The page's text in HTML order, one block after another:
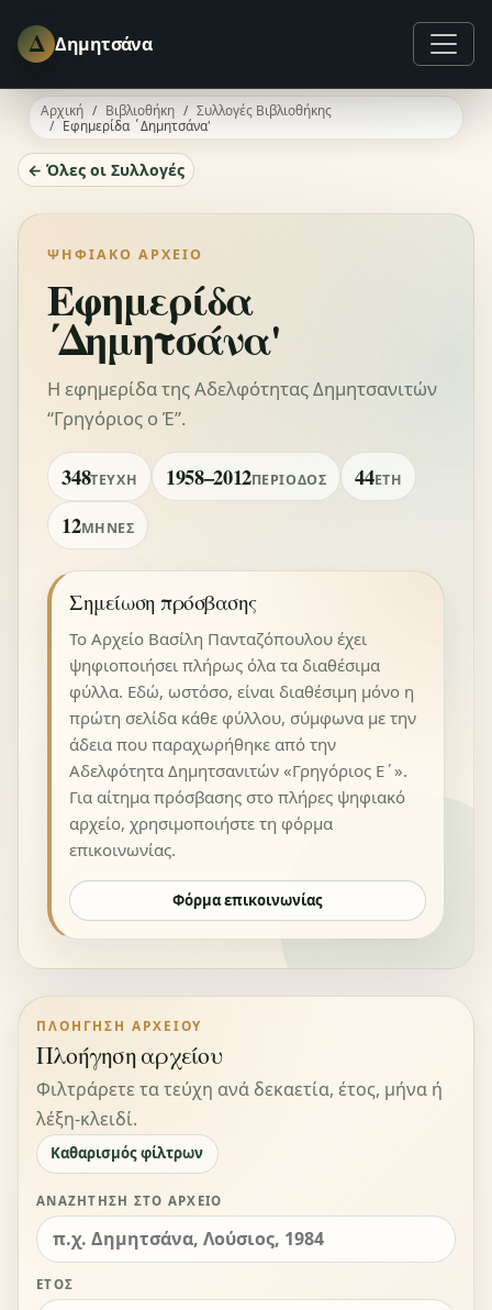
Δ Δημητσάνα
Αρχική Βιβλιοθήκη
Συλλογές Βιβλιοθήκης
Εφημερίδα ΄Δημητσάνα'
← Όλες οι Συλλογές
ΨΗΦΙΑΚΌ ΑΡΧΕΊΟ
Εφημερίδα
΄Δημητσάνα'
Η εφημερίδα της Αδελφότητας Δημητσανιτών
“Γρηγόριος ο Έ”.
348ΤΕΎΧΗ 1958–2012ΠΕΡΊΟΔΟΣ 44ΈΤΗ
12ΜΉΝΕΣ
Σημείωση πρόσβασης
Το Αρχείο Βασίλη Πανταζόπουλου έχει
ψηφιοποιήσει πλήρως όλα τα διαθέσιμα
φύλλα. Εδώ, ωστόσο, είναι διαθέσιμη μόνο η
πρώτη σελίδα κάθε φύλλου, σύμφωνα με την
άδεια που παραχωρήθηκε από την
Αδελφότητα Δημητσανιτών «Γρηγόριος Ε΄».
Για αίτημα πρόσβασης στο πλήρες ψηφιακό
αρχείο, χρησιμοποιήστε τη φόρμα
επικοινωνίας.
Φόρμα επικοινωνίας
ΠΛΟΉΓΗΣΗ ΑΡΧΕΊΟΥ
Πλοήγηση αρχείου
Φιλτράρετε τα τεύχη ανά δεκαετία, έτος, μήνα ή
λέξη-κλειδί.
Καθαρισμός φίλτρων
ΑΝΑΖΉΤΗΣΗ ΣΤΟ ΑΡΧΕΊΟ
ΈΤΟΣ